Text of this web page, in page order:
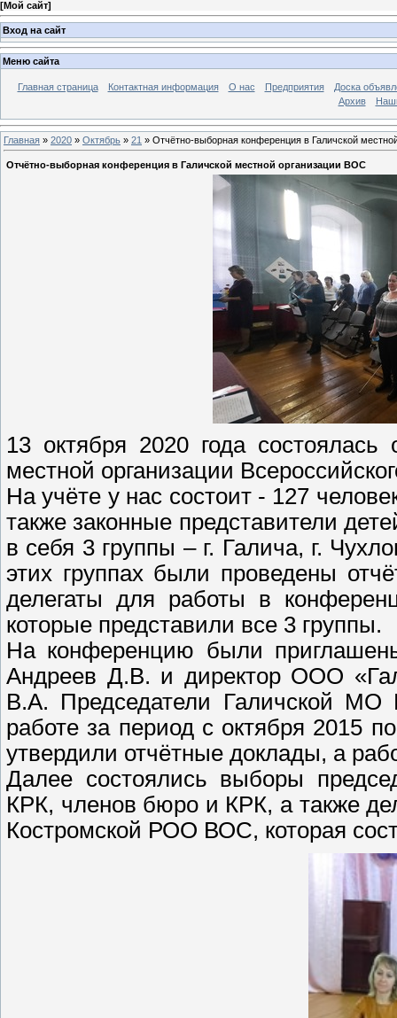
[Мой сайт]
Вход на сайт
Меню сайта
Главная страница Контактная информация О нас Предприятия
Доска
Архив
Главная » 2020 » Октябрь » 21 » Отчётно-выборная конференция в Галичской
Отчётно-выборная конференция в Галичской местной организации ВОС
13 октября 2020 года состоялась
местной организации
На учёте у нас состоит - 127
также законные представители
в себя 3 группы – г. Галича, г.
этих группах были проведены
делегаты для работы в
которые представили все 3 группы.
На конференцию были
Андреев Д.В. и директор ООО
В.А. Председатели Галичской
работе за период с октября 2015
утвердили отчётные доклады, а
Далее состоялись выборы
КРК, членов бюро и КРК, а также
Костромской РОО ВОС, которая